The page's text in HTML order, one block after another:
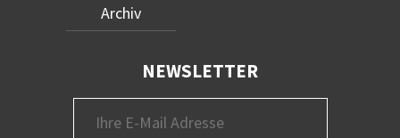
Archiv
NEWSLETTER